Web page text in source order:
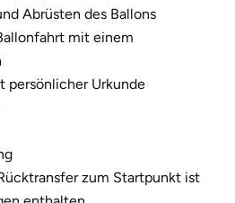
€
Abrüsten des Ballons
mit einem
persönlicher Urkunde
zum Startpunkt ist